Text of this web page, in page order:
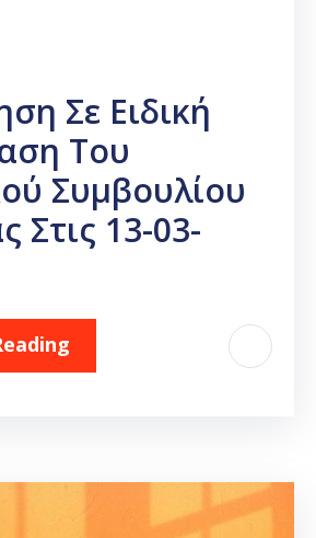
Σε Ειδική
Του
Συμβουλίου
Στις 13-03-